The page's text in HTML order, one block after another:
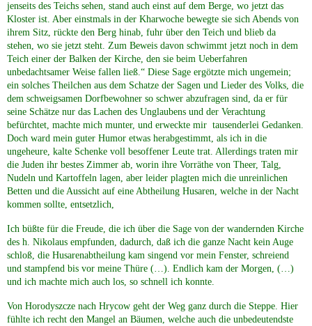
jenseits des Teichs sehen, stand auch einst auf dem Berge, wo jetzt das
Kloster ist. Aber einstmals in der Kharwoche bewegte sie sich Abends von
ihrem Sitz, rückte den Berg hinab, fuhr über den Teich und blieb da
stehen, wo sie jetzt steht. Zum Beweis davon schwimmt jetzt noch in dem
Teich einer der Balken der Kirche, den sie beim Ueberfahren
unbedachtsamer Weise fallen ließ.“ Diese Sage ergötzte mich ungemein;
ein solches Theilchen aus dem Schatze der Sagen und Lieder des Volks, die
dem schweigsamen Dorfbewohner so schwer abzufragen sind, da er für
seine Schätze nur das Lachen des Unglaubens und der Verachtung
befürchtet, machte mich munter, und erweckte mir tausenderlei Gedanken.
Doch ward mein guter Humor etwas herabgestimmt, als ich in die
ungeheure, kalte Schenke voll besoffener Leute trat. Allerdings traten mir
die Juden ihr bestes Zimmer ab, worin ihre Vorräthe von Theer, Talg,
Nudeln und Kartoffeln lagen, aber leider plagten mich die unreinlichen
Betten und die Aussicht auf eine Abtheilung Husaren, welche in der Nacht
kommen sollte, entsetzlich,
Ich büßte für die Freude, die ich über die Sage von der wandernden Kirche
des h. Nikolaus empfunden, dadurch, daß ich die ganze Nacht kein Auge
schloß, die Husarenabtheilung kam singend vor mein Fenster, schreiend
und stampfend bis vor meine Thüre (…). Endlich kam der Morgen, (…)
und ich machte mich auch los, so schnell ich konnte.
Von Horodyszcze nach Hrycow geht der Weg ganz durch die Steppe. Hier
fühlte ich recht den Mangel an Bäumen, welche auch die unbedeutendste